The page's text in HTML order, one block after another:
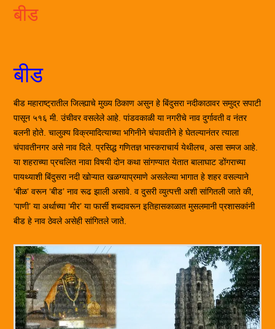
बीड
बीड
बीड महाराष्ट्रातील जिल्ह्याचे मुख्य ठिकाण असुन हे बिंदुसरा नदीकाठावर समुद्र सपाटी
पासून ५१६ मी. उंचीवर वसलेले आहे. पांडवकाळी या नगरीचे नाव दुर्गावती व नंतर
बलनी होते. चालुक्य विक्रमादित्याच्या भगिनीने चंपावतीने हे घेतल्यानंतर त्याला
चंपावतीनगर असे नाव दिले. प्रसिद्ध गणितज्ञ भास्कराचार्य येथीलच, असा समज आहे.
या शहराच्या प्रचलित नावा विषयी दोन कथा सांगण्यात येतात बालाघाट डोंगराच्या
पायथ्याशी बिंदुसरा नदी खोऱ्यात खळग्याप्रमाणे असलेल्या भागात हे शहर वसल्याने
‘बीळ’ वरून ‘बीड’ नाव रूढ झाली असावे. व दुसरी व्युत्पत्ती अशी सांगितली जाते की,
‘पाणी’ या अर्थाच्या ‘मीर’ या फार्सी शब्दावरून इतिहासकाळात मुसलमानी प्रशासकांनी
बीड हे नाव ठेवले असेही सांगितले जाते.